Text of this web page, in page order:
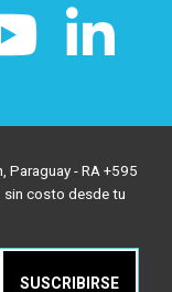
Paraguay - RA +595
costo desde tu